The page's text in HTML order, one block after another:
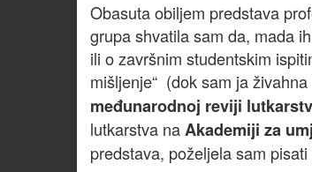
Obasuta obiljem predstava
grupa shvatila sam da, mada
ili o završnim studentskim
mišljenje“ (dok sam ja
međunarodnoj reviji
lutkarstva naAkademiji za
predstava, poželjela sam